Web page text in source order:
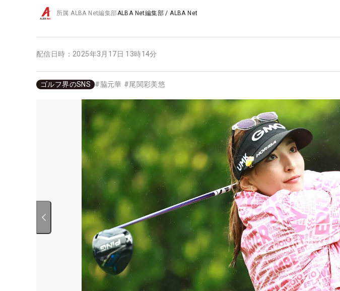
所属ALBA Net編集部ALBA Net編集部 /ALBA Net
配信日時： 2025年3月17日 13時14分
ゴルフ界のSNS #脇元華 #尾関彩美悠